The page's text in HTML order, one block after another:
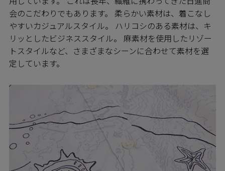
会のこだわりでもあります。 柔らかい素材は、着こなし
やすいカジュアルスタイル。 ハリコシのある素材は、キ
リッとしたビジネススタイル。 麻素材を使用したリゾー
トスタイルなど、さまざまなシーンに合わせて素材を選
定しています。